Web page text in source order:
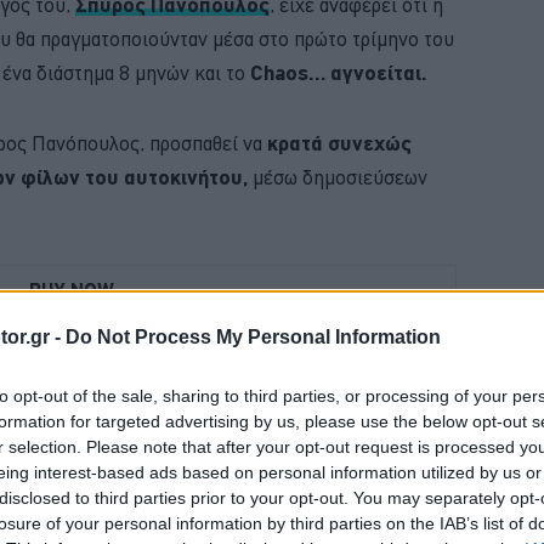
- Do Not Process My Personal Information
opt-out of the sale, sharing to third parties, or processing of your
for targeted advertising by us, please use the below opt-out
selection. Please note that after your opt-out request is processed
interest-based ads based on personal information utilized by us
to third parties prior to your opt-out. You may separately
of your personal information by third parties on the IAB’s list of
πραγματοποιούνταν μέσα στο πρώτο τρίμηνο του
διάστημα 8 μηνών και το Chaos… αγνοείται.
Πανόπουλος, προσπαθεί να κρατά συνεχώς
φίλων του αυτοκινήτου, μέσω δημοσιεύσεων
BUY NOW
VAN ΜΟΝΟ ΜΕ 12 ΕΥΡΩ ΤΟ ΑΤΟΜΟ
ΟΙΚΟΓΕΝΕΙΑΚΟ SUV ME 24.990 ΕΥΡΩ
JUNIOR ME 8 ΧΡΟΝΙΑ ΕΓΓΥΗΣΗ
4 ΕΠΙΣΤΡΕΦΕΙ -ΠΟΣΟ ΚΟΣΤΙΖΕΙ